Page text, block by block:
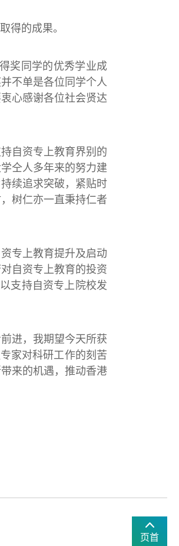
的成果。
奖同学的优秀学业成
不单是各位同学个人
心感谢各位社会贤达
自资专上教育界别的
仝人多年来的努力建
续追求突破，紧贴时
树仁亦一直秉持仁者
专上教育提升及启动
自资专上教育的投资
支持自资专上院校发
进，我期望今天所获
家对科研工作的刻苦
来的机遇，推动香港
页首